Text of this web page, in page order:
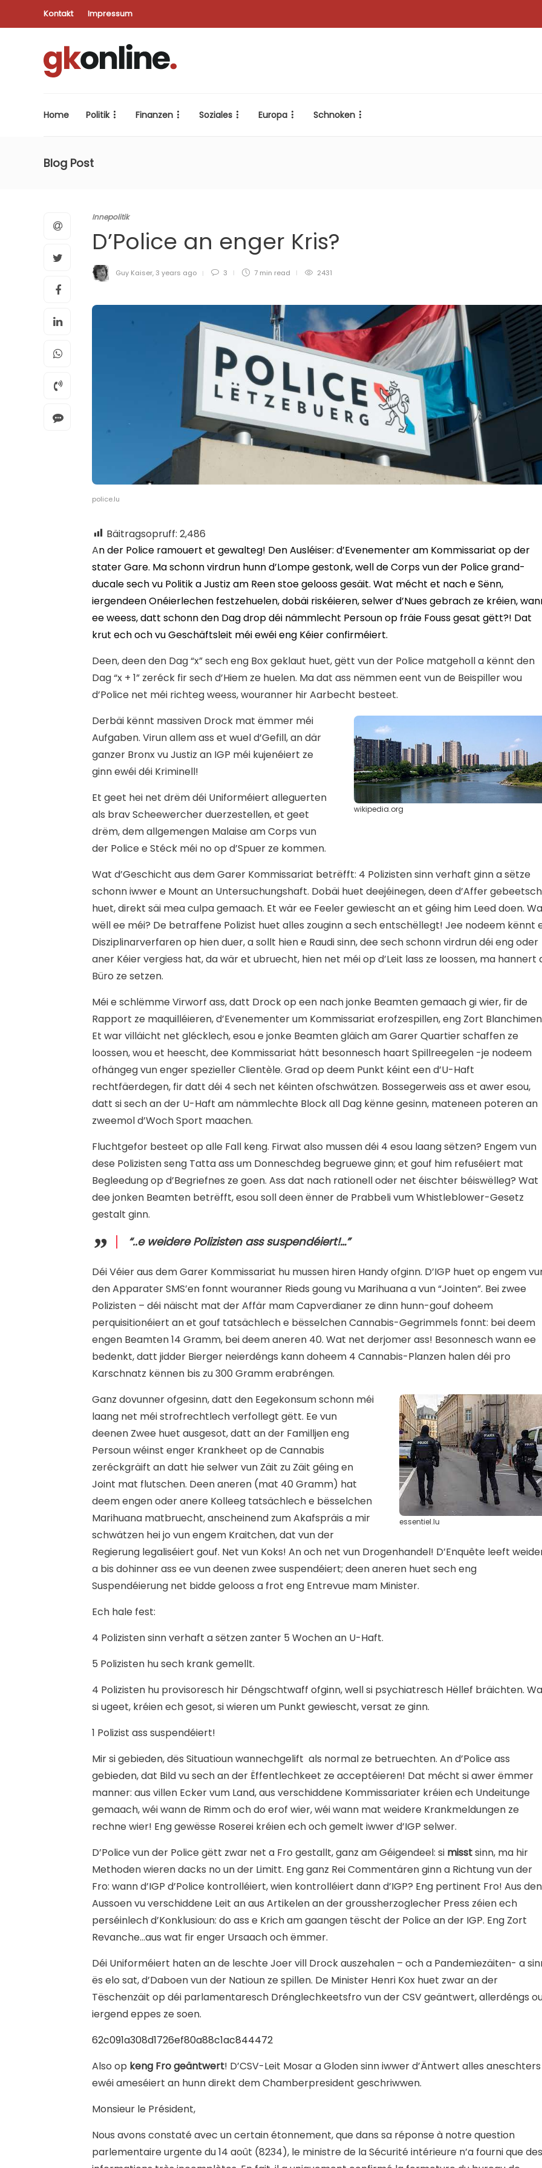
Kontakt Impressum
Home Politik Finanzen Soziales Europa Schnoken
Blog Post
Innepolitik
D’Police an enger Kris?
Guy Kaiser, 3 years ago 3 7 min read 2431
police.lu
Bäitragsopruff: 2,486
An der Police ramouert et gewalteg! Den Ausléiser: d’Evenementer am Kommissariat op der
stater Gare. Ma schonn virdrun hunn d’Lompe gestonk, well de Corps vun der Police grand-
ducale sech vu Politik a Justiz am Reen stoe gelooss gesäit. Wat mécht et nach e Sënn,
iergendeen Onéierlechen festzehuelen, dobäi riskéieren, selwer d’Nues gebrach ze kréien,
ee weess, datt schonn den Dag drop déi nämmlecht Persoun op fräie Fouss gesat gëtt?! Dat
krut ech och vu Geschäftsleit méi ewéi eng Kéier confirméiert.
Deen, deen den Dag “x” sech eng Box geklaut huet, gëtt vun der Police matgeholl a kënnt den
Dag “x + 1” zeréck fir sech d’Hiem ze huelen. Ma dat ass nëmmen eent vun de Beispiller wou
d’Police net méi richteg weess, wouranner hir Aarbecht besteet.
wikipedia.org
Derbäi kënnt massiven Drock mat ëmmer méi
Aufgaben. Virun allem ass et wuel d’Gefill, an där
ganzer Bronx vu Justiz an IGP méi kujenéiert ze
ginn ewéi déi Kriminell!
Et geet hei net drëm déi Uniforméiert alleguerten
als brav Scheewercher duerzestellen, et geet
drëm, dem allgemengen Malaise am Corps vun
der Police e Stéck méi no op d’Spuer ze kommen.
Wat d’Geschicht aus dem Garer Kommissariat betrëfft: 4 Polizisten sinn verhaft ginn a sëtze
schonn iwwer e Mount an Untersuchungshaft. Dobäi huet deejéinegen, deen d’Affer
huet, direkt säi mea culpa gemaach. Et wär ee Feeler gewiescht an et géing him Leed doen.
wëll ee méi? De betraffene Polizist huet alles zouginn a sech entschëllegt! Jee nodeem kënnt
Disziplinarverfaren op hien duer, a sollt hien e Raudi sinn, dee sech schonn virdrun déi eng oder
aner Kéier vergiess hat, da wär et ubruecht, hien net méi op d’Leit lass ze loossen, ma hannert
Büro ze setzen.
Méi e schlëmme Virworf ass, datt Drock op een nach jonke Beamten gemaach gi wier, fir de
Rapport ze maquilléieren, d’Evenementer um Kommissariat erofzespillen, eng Zort
Et war villäicht net glécklech, esou e jonke Beamten gläich am Garer Quartier schaffen ze
loossen, wou et heescht, dee Kommissariat hätt besonnesch haart Spillreegelen -je nodeem
ofhängeg vun enger spezieller Clientèle. Grad op deem Punkt kéint een d’U-Haft
rechtfäerdegen, fir datt déi 4 sech net kéinten ofschwätzen. Bossegerweis ass et awer esou,
datt si sech an der U-Haft am nämmlechte Block all Dag kënne gesinn, mateneen poteren an
zweemol d’Woch Sport maachen.
Fluchtgefor besteet op alle Fall keng. Firwat also mussen déi 4 esou laang sëtzen? Engem vun
dese Polizisten seng Tatta ass um Donneschdeg begruewe ginn; et gouf him refuséiert mat
Begleedung op d’Begriefnes ze goen. Ass dat nach rationell oder net éischter béiswëlleg? Wat
dee jonken Beamten betrëfft, esou soll deen ënner de Prabbeli vum Whistleblower-Gesetz
gestalt ginn.
“..e weidere Polizisten ass suspendéiert!…”
Déi Véier aus dem Garer Kommissariat hu mussen hiren Handy ofginn. D’IGP huet op engem
den Apparater SMS’en fonnt wouranner Rieds goung vu Marihuana a vun “Jointen”. Bei zwee
Polizisten – déi näischt mat der Affär mam Capverdianer ze dinn hunn-gouf doheem
perquisitionéiert an et gouf tatsächlech e bësselchen Cannabis-Gegrimmels fonnt: bei deem
engen Beamten 14 Gramm, bei deem aneren 40. Wat net derjomer ass! Besonnesch wann ee
bedenkt, datt jidder Bierger neierdéngs kann doheem 4 Cannabis-Planzen halen déi pro
Karschnatz kënnen bis zu 300 Gramm erabréngen.
essentiel.lu
Ganz dovunner ofgesinn, datt den Eegekonsum schonn méi
laang net méi strofrechtlech verfollegt gëtt. Ee vun
deenen Zwee huet ausgesot, datt an der Familljen eng
Persoun wéinst enger Krankheet op de Cannabis
zeréckgräift an datt hie selwer vun Zäit zu Zäit géing en
Joint mat flutschen. Deen aneren (mat 40 Gramm) hat
deem engen oder anere Kolleeg tatsächlech e bësselchen
Marihuana matbruecht, anscheinend zum Akafspräis a mir
schwätzen hei jo vun engem Kraitchen, dat vun der
Regierung legaliséiert gouf. Net vun Koks! An och net vun Drogenhandel! D’Enquête leeft
a bis dohinner ass ee vun deenen zwee suspendéiert; deen aneren huet sech eng
Suspendéierung net bidde gelooss a frot eng Entrevue mam Minister.
Ech hale fest:
4 Polizisten sinn verhaft a sëtzen zanter 5 Wochen an U-Haft.
5 Polizisten hu sech krank gemellt.
4 Polizisten hu provisoresch hir Déngschtwaff ofginn, well si psychiatresch Hëllef bräichten.
si ugeet, kréien ech gesot, si wieren um Punkt gewiescht, versat ze ginn.
1 Polizist ass suspendéiert!
Mir si gebieden, dës Situatioun wannechgelift als normal ze betruechten. An d’Police ass
gebieden, dat Bild vu sech an der Ëffentlechkeet ze acceptéieren! Dat mécht si awer ëmmer
manner: aus villen Ecker vum Land, aus verschiddene Kommissariater kréien ech Undeitunge
gemaach, wéi wann de Rimm och do erof wier, wéi wann mat weidere Krankmeldungen ze
rechne wier! Eng gewësse Roserei kréien ech och gemelt iwwer d’IGP selwer.
D’Police vun der Police gëtt zwar net a Fro gestallt, ganz am Géigendeel: si misstsinn, ma hir
Methoden wieren dacks no un der Limitt. Eng ganz Rei Commentären ginn a Richtung vun der
Fro: wann d’IGP d’Police kontrolléiert, wien kontrolléiert dann d’IGP? Eng pertinent Fro! Aus den
Aussoen vu verschiddene Leit an aus Artikelen an der groussherzoglecher Press zéien ech
perséinlech d’Konklusioun: do ass e Krich am gaangen tëscht der Police an der IGP. Eng Zort
Revanche…aus wat fir enger Ursaach och ëmmer.
Déi Uniforméiert haten an de leschte Joer vill Drock auszehalen – och a Pandemiezäiten- a
ës elo sat, d’Daboen vun der Natioun ze spillen. De Minister Henri Kox huet zwar an der
Tëschenzäit op déi parlamentaresch Drénglechkeetsfro vun der CSV geäntwert, allerdéngs
iergend eppes ze soen.
62c091a308d1726ef80a88c1ac844472
Also op keng Fro geäntwert! D’CSV-Leit Mosar a Gloden sinn iwwer d’Äntwert alles aneschters
ewéi ameséiert an hunn direkt dem Chamberpresident geschriwwen.
Monsieur le Président,
Nous avons constaté avec un certain étonnement, que dans sa réponse à notre question
parlementaire urgente du 14 août (8234), le ministre de la Sécurité intérieure n’a fourni que des